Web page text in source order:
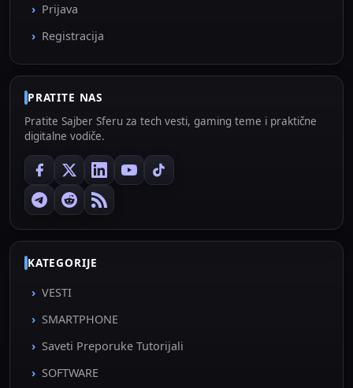
Prijava
Registracija
PRATITE NAS
Pratite Sajber Sferu za tech vesti, gaming teme i praktične
digitalne vodiče.
KATEGORIJE
VESTI
SMARTPHONE
Saveti Preporuke Tutorijali
SOFTWARE